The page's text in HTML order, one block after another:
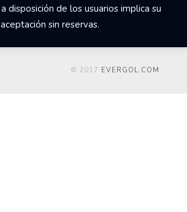
disposición de los usuarios implica su
aceptación sin reservas.
© 2017 EVERGOL.COM